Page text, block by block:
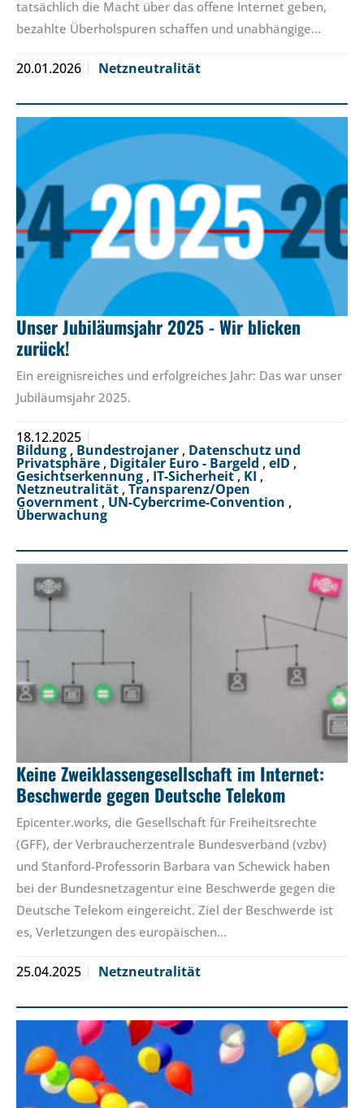
tatsächlich die Macht über das offene Internet geben,
bezahlte Überholspuren schaffen und unabhängige…
20.01.2026 Netzneutralität
Unser Jubiläumsjahr 2025 - Wir blicken
zurück!
Ein ereignisreiches und erfolgreiches Jahr: Das war unser
Jubiläumsjahr 2025.
18.12.2025
Bildung , Bundestrojaner , Datenschutz und
Privatsphäre , Digitaler Euro - Bargeld , eID ,
Gesichtserkennung , IT-Sicherheit, KI ,
Netzneutralität , Transparenz/Open
Government , UN-Cybercrime-Convention ,
Überwachung
Keine Zweiklassengesellschaft im Internet:
Beschwerde gegen Deutsche Telekom
Epicenter.works, die Gesellschaft für Freiheitsrechte
(GFF), der Verbraucherzentrale Bundesverband (vzbv)
und Stanford-Professorin Barbara van Schewick haben
bei der Bundesnetzagentur eine Beschwerde gegen die
Deutsche Telekom eingereicht. Ziel der Beschwerde ist
es, Verletzungen des europäischen…
25.04.2025 Netzneutralität